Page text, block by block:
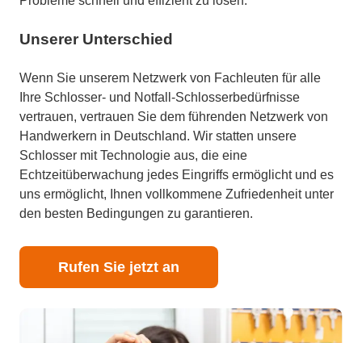
Unserer Unterschied
Wenn Sie unserem Netzwerk von Fachleuten für alle
Ihre Schlosser- und Notfall-Schlosserbedürfnisse
vertrauen, vertrauen Sie dem führenden Netzwerk von
Handwerkern in Deutschland. Wir statten unsere
Schlosser mit Technologie aus, die eine
Echtzeitüberwachung jedes Eingriffs ermöglicht und es
uns ermöglicht, Ihnen vollkommene Zufriedenheit unter
den besten Bedingungen zu garantieren.
Rufen Sie jetzt an